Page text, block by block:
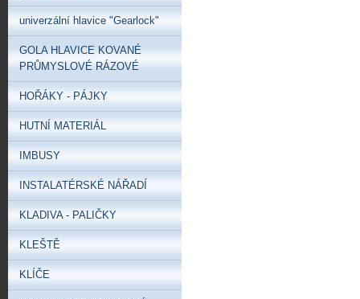
univerzální hlavice "Gearlock"
GOLA HLAVICE KOVANÉ
PRŮMYSLOVÉ RÁZOVÉ
HOŘÁKY - PÁJKY
HUTNÍ MATERIÁL
IMBUSY
INSTALATÉRSKÉ NÁŘADÍ
KLADIVA - PALIČKY
KLEŠTĚ
KLÍČE